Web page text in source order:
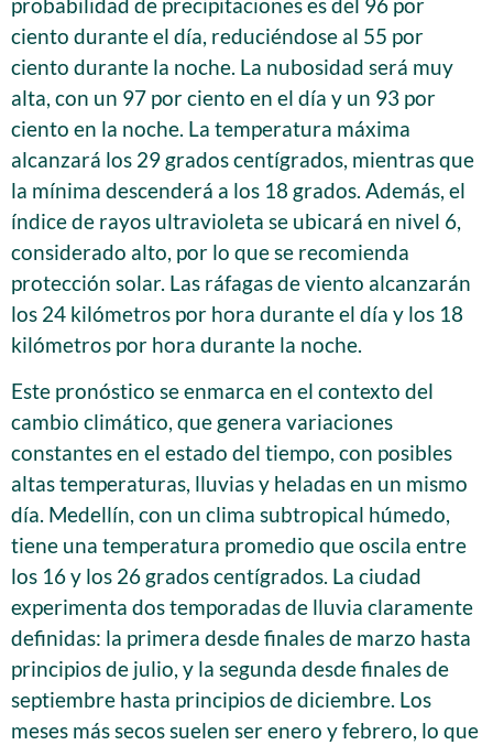
ciento durante el día, reduciéndose al 55 por
ciento durante la noche. La nubosidad será muy
alta, con un 97 por ciento en el día y un 93 por
ciento en la noche. La temperatura máxima
alcanzará los 29 grados centígrados, mientras que
la mínima descenderá a los 18 grados. Además, el
índice de rayos ultravioleta se ubicará en nivel 6,
considerado alto, por lo que se recomienda
protección solar. Las ráfagas de viento alcanzarán
los 24 kilómetros por hora durante el día y los 18
kilómetros por hora durante la noche.
Este pronóstico se enmarca en el contexto del
cambio climático, que genera variaciones
constantes en el estado del tiempo, con posibles
altas temperaturas, lluvias y heladas en un mismo
día. Medellín, con un clima subtropical húmedo,
tiene una temperatura promedio que oscila entre
los 16 y los 26 grados centígrados. La ciudad
experimenta dos temporadas de lluvia claramente
definidas: la primera desde finales de marzo hasta
principios de julio, y la segunda desde finales de
septiembre hasta principios de diciembre. Los
meses más secos suelen ser enero y febrero, lo que